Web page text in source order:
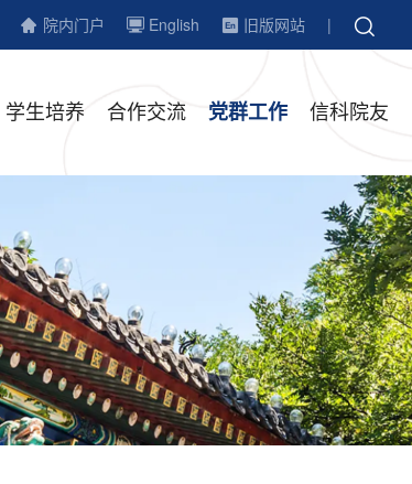
院内门户 English 旧版网站 |
学生培养 合作交流 党群工作 信科院友